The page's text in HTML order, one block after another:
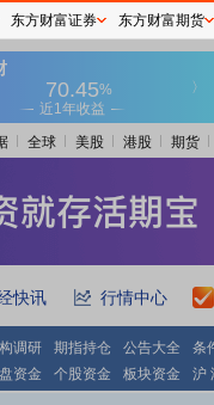
全球 美股 港股 期货
快讯 行情中心
调研 期指持仓 公告大全 条
资金 个股资金 板块资金 沪
东方财富证券 东方财富期货